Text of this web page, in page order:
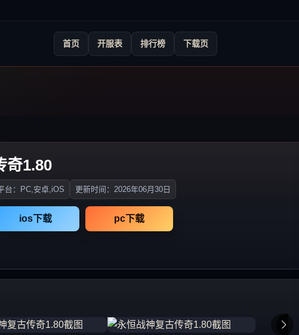
首页 开服表 排行榜 下载页
奇1.80
台：PC,安卓,iOS 更新时间：2026年06月30日
ios下载 pc下载